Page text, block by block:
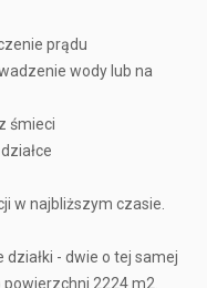
prądu
wody lub na
śmieci
w najbliższym czasie.
- dwie o tej samej
2224 m2.